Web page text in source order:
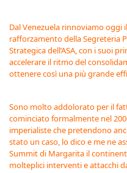
Dal Venezuela rinnoviamo
rafforzamento della Segreteria
Strategica dell’ASA, con i suoi
accelerare il ritmo del
ottenere così una più grande
Sono molto addolorato per il
cominciato formalmente nel
imperialiste che pretendono
stato un caso, lo dico e me ne
Summit di Margarita il
molteplici interventi e attacchi